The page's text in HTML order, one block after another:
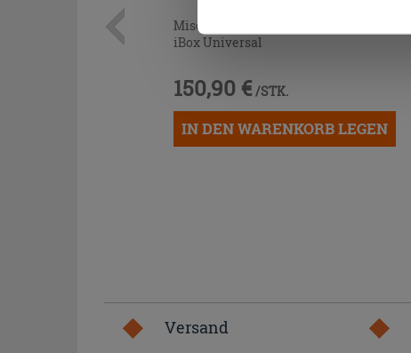
Mischer Einbaukörper Hansgrohe
iBox Universal
150,90 € /STK.
IN DEN WARENKORB LEGEN
Versand